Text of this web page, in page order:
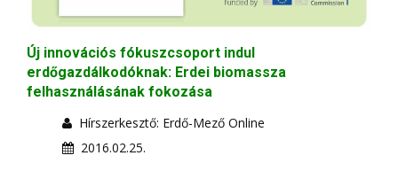
Új innovációs fókuszcsoport indul
erdőgazdálkodóknak: Erdei biomassza
felhasználásának fokozása
Hírszerkesztő: Erdő-Mező Online
2016.02.25.